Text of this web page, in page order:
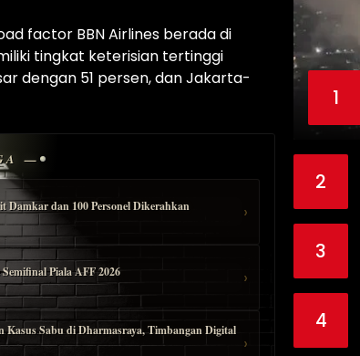
factor BBN Airlines berada di
tingkat keterisian tertinggi
dengan 51 persen, dan Jakarta-
—
Damkar dan 100 Personel Dikerahkan ›
Piala AFF 2026 ›
Kasus Sabu di Dharmasraya, Timbangan Digital
›
1
2
3
4